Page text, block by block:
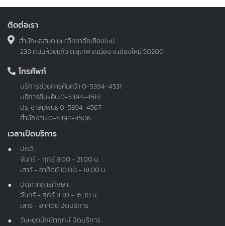
ติดต่อเรา
สำนักหอสมุด มหาวิทยาลัยเชียงใหม่
239 ถนนห้วยแก้ว ต.สุเทพ อ.เมือง จ.เชียงใหม่ 50200
โทรศัพท์
บริการช่วยการค้นคว้า 0-5394-4531
บริการยืม-คืน 0-5394-4513
ประชาสัมพันธ์ 0-5394-4567
สำนักงาน 0-5394-4506
เวลาเปิดบริการ
ปกติ:
จันทร์ - ศุกร์ 8.00 - 21.00 น.
เสาร์ - อาทิตย์ 10.00 - 18.00 น.
ปิดภาคการศึกษา:
จันทร์ - ศุกร์ 8.30 - 16.30 น.
เสาร์ - อาทิตย์ ปิดบริการ
วันหยุดนักขัตฤกษ์ ปิดบริการ